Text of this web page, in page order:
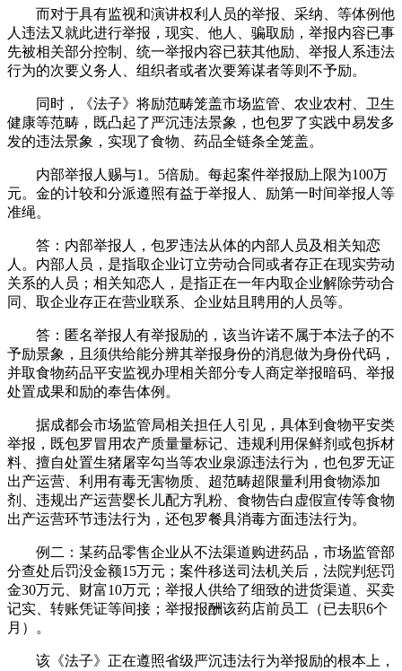
而对于具有监视和演讲权利人员的举报、采纳、等体例他
人违法又就此进行举报，现实、他人、骗取励，举报内容已事
先被相关部分控制、统一举报内容已获其他励、举报人系违法
行为的次要义务人、组织者或者次要筹谋者等则不予励。
同时，《法子》将励范畴笼盖市场监管、农业农村、卫生
健康等范畴，既凸起了严沉违法景象，也包罗了实践中易发多
发的违法景象，实现了食物、药品全链条全笼盖。
内部举报人赐与1。5倍励。每起案件举报励上限为100万
元。金的计较和分派遵照有益于举报人、励第一时间举报人等
准绳。
答：内部举报人，包罗违法从体的内部人员及相关知恋
人。内部人员，是指取企业订立劳动合同或者存正在现实劳动
关系的人员；相关知恋人，是指正在一年内取企业解除劳动合
同、取企业存正在营业联系、企业姑且聘用的人员等。
答：匿名举报人有举报励的，该当许诺不属于本法子的不
予励景象，且须供给能分辨其举报身份的消息做为身份代码，
并取食物药品平安监视办理相关部分专人商定举报暗码、举报
处置成果和励的奉告体例。
据成都会市场监管局相关担任人引见，具体到食物平安类
举报，既包罗冒用农产质量量标记、违规利用保鲜剂或包拆材
料、擅自处置生猪屠宰勾当等农业泉源违法行为，也包罗无证
出产运营、利用有毒无害物质、超范畴超限量利用食物添加
剂、违规出产运营婴长儿配方乳粉、食物告白虚假宣传等食物
出产运营环节违法行为，还包罗餐具消毒方面违法行为。
例二：某药品零售企业从不法渠道购进药品，市场监管部
分查处后罚没金额15万元；案件移送司法机关后，法院判惩罚
金30万元、财富10万元；举报人供给了细致的进货渠道、买卖
记实、转账凭证等间接；举报报酬该药店前员工（已去职6个
月）。
该《法子》正在遵照省级严沉违法行为举报励的根本上，